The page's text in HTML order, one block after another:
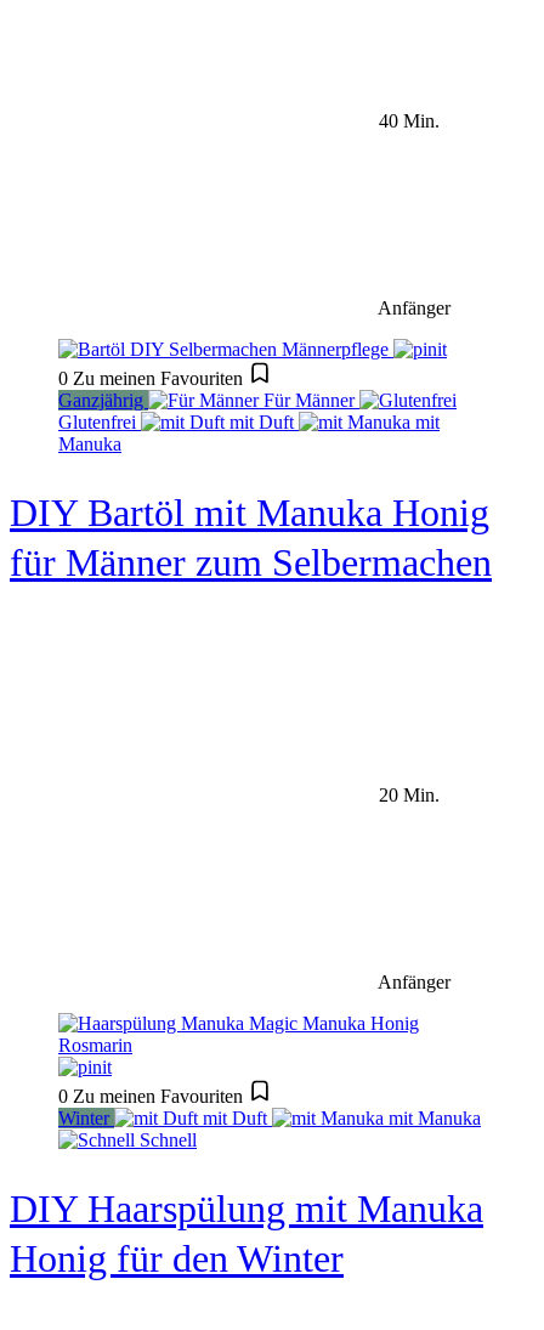
40 Min.
Anfänger
0 Zu meinen Favouriten
Ganzjährig
Für Männer
Glutenfrei
mit Duft
mit
Manuka
DIY Bartöl mit Manuka Honig
für Männer zum Selbermachen
20 Min.
Anfänger
0 Zu meinen Favouriten
Winter
mit Duft
mit Manuka
Schnell
DIY Haarspülung mit Manuka
Honig für den Winter